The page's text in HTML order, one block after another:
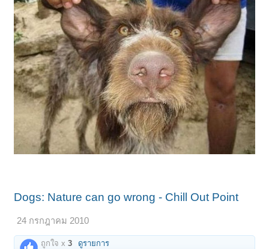
Dogs: Nature can go wrong - Chill Out Point
24 กรกฎาคม 2010
ถูกใจ x3 ดูรายการ